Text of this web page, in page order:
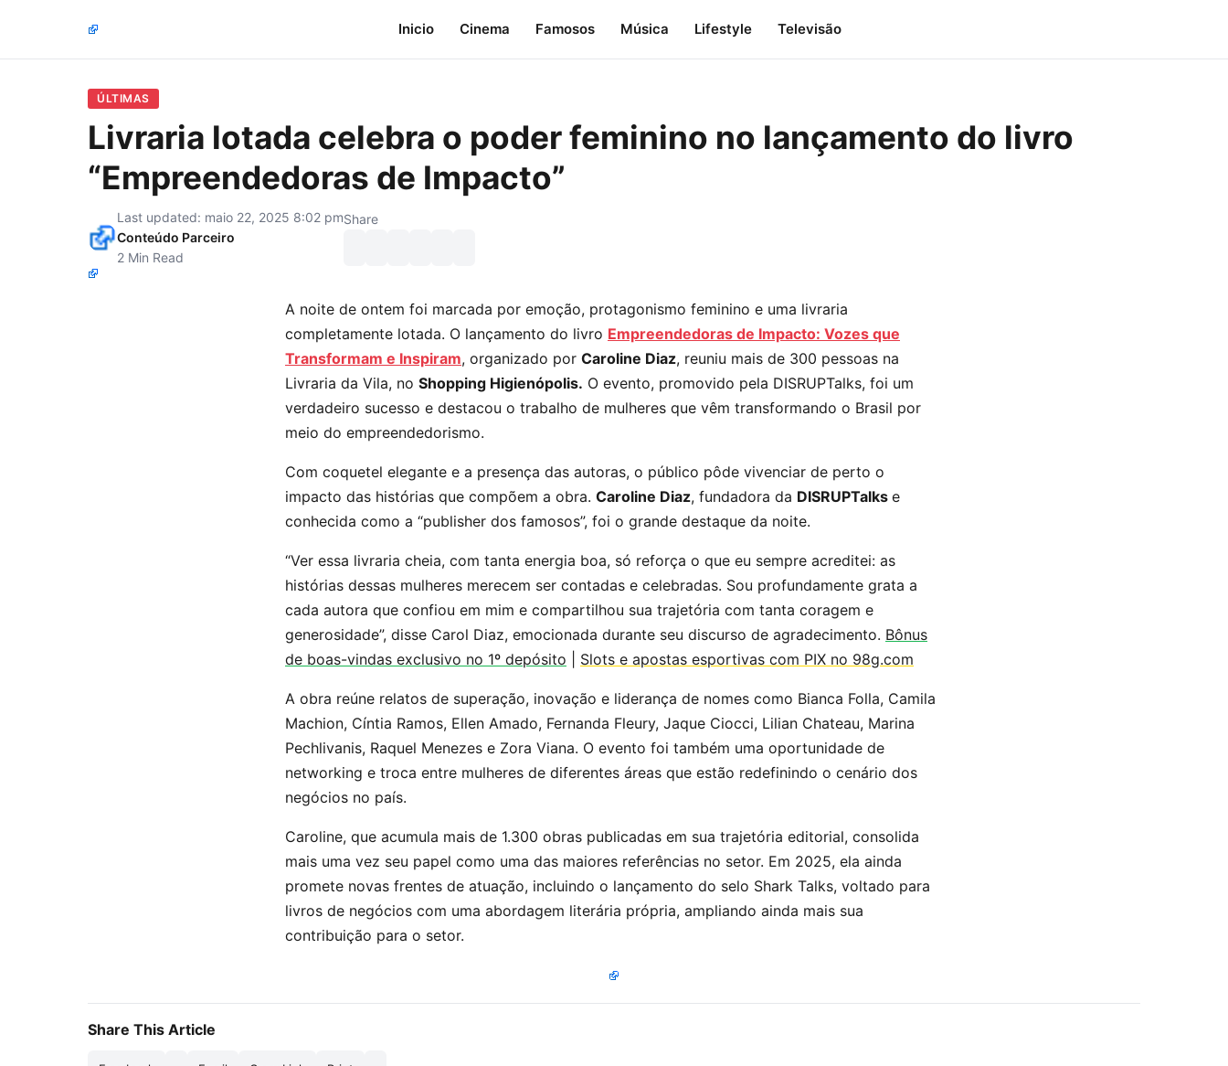
Inicio Cinema Famosos Música Lifestyle Televisão
ÚLTIMAS
Livraria lotada celebra o poder feminino no lançamento do livro
“Empreendedoras de Impacto”
Last updated: maio 22, 2025 8:02 pm
Conteúdo Parceiro
2 Min Read
Share
A noite de ontem foi marcada por emoção, protagonismo feminino e uma livraria
completamente lotada. O lançamento do livro Empreendedoras de Impacto: Vozes que
Transformam e Inspiram, organizado por Caroline Diaz, reuniu mais de 300 pessoas na
Livraria da Vila, no Shopping Higienópolis. O evento, promovido pela DISRUPTalks, foi um
verdadeiro sucesso e destacou o trabalho de mulheres que vêm transformando o Brasil por
meio do empreendedorismo.
Com coquetel elegante e a presença das autoras, o público pôde vivenciar de perto o
impacto das histórias que compõem a obra. Caroline Diaz, fundadora da DISRUPTalks e
conhecida como a “publisher dos famosos”, foi o grande destaque da noite.
“Ver essa livraria cheia, com tanta energia boa, só reforça o que eu sempre acreditei: as
histórias dessas mulheres merecem ser contadas e celebradas. Sou profundamente grata a
cada autora que confiou em mim e compartilhou sua trajetória com tanta coragem e
generosidade”, disse Carol Diaz, emocionada durante seu discurso de agradecimento. Bônus
de boas-vindas exclusivo no 1º depósito
Slots e apostas esportivas com PIX no 98g.com
A obra reúne relatos de superação, inovação e liderança de nomes como Bianca Folla, Camila
Machion, Cíntia Ramos, Ellen Amado, Fernanda Fleury, Jaque Ciocci, Lilian Chateau, Marina
Pechlivanis, Raquel Menezes e Zora Viana. O evento foi também uma oportunidade de
networking e troca entre mulheres de diferentes áreas que estão redefinindo o cenário dos
negócios no país.
Caroline, que acumula mais de 1.300 obras publicadas em sua trajetória editorial, consolida
mais uma vez seu papel como uma das maiores referências no setor. Em 2025, ela ainda
promete novas frentes de atuação, incluindo o lançamento do selo Shark Talks, voltado para
livros de negócios com uma abordagem literária própria, ampliando ainda mais sua
contribuição para o setor.
Share This Article